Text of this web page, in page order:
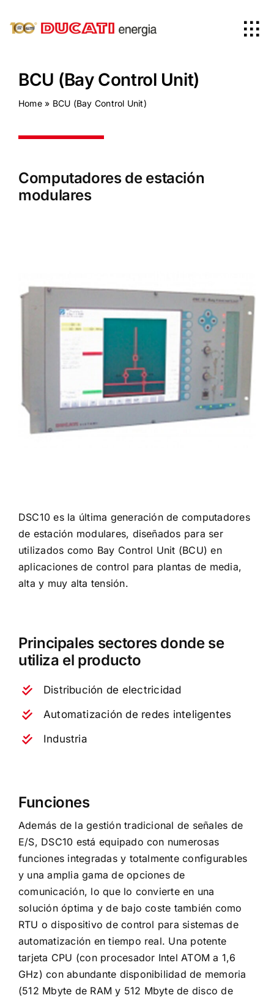
Productos
Contactos
Español
BCU (Bay Control Unit)
Home» BCU (Bay Control Unit)
Computadores de estación
modulares
DSC10 es la última generación de computadores
de estación modulares, diseñados para ser
utilizados como Bay Control Unit (BCU) en
aplicaciones de control para plantas de media,
alta y muy alta tensión.
Principales sectores donde se
utiliza el producto
Distribución de electricidad
Automatización de redes inteligentes
Industria
Funciones
Además de la gestión tradicional de señales de
E/S, DSC10 está equipado con numerosas
funciones integradas y totalmente configurables
y una amplia gama de opciones de
comunicación, lo que lo convierte en una
solución óptima y de bajo coste también como
RTU o dispositivo de control para sistemas de
automatización en tiempo real. Una potente
tarjeta CPU (con procesador Intel ATOM a 1,6
GHz) con abundante disponibilidad de memoria
(512 Mbyte de RAM y 512 Mbyte de disco de